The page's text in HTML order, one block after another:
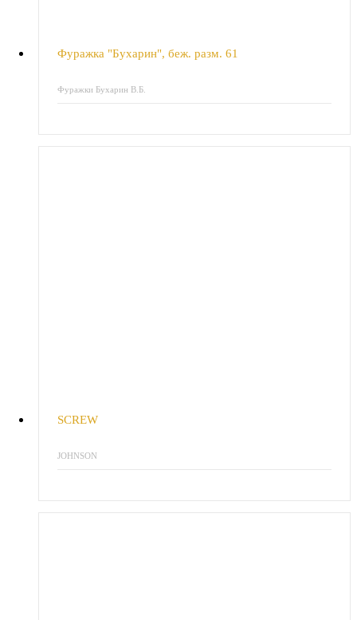
Фуражка "Бухарин", беж. разм. 61
Фуражки Бухарин В.Б.
SCREW
JOHNSON